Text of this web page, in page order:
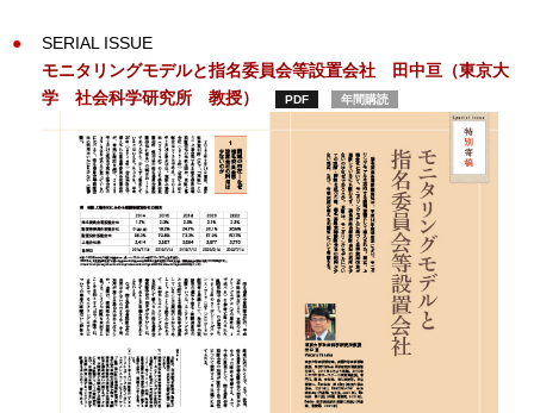
SERIAL ISSUE
モニタリングモデルと指名委員会等設置会社 田中亘（東京大
学 社会科学研究所 教授）
PDF 年間購読